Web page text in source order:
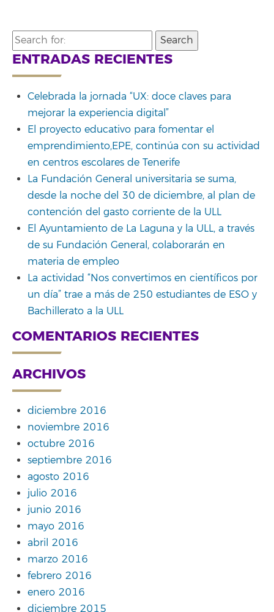
Search
for:
ENTRADAS RECIENTES
Celebrada la jornada “UX: doce claves para
mejorar la experiencia digital”
El proyecto educativo para fomentar el
emprendimiento,EPE, continúa con su actividad
en centros escolares de Tenerife
La Fundación General universitaria se suma,
desde la noche del 30 de diciembre, al plan de
contención del gasto corriente de la ULL
El Ayuntamiento de La Laguna y la ULL, a través
de su Fundación General, colaborarán en
materia de empleo
La actividad “Nos convertimos en científicos por
un día” trae a más de 250 estudiantes de ESO y
Bachillerato a la ULL
COMENTARIOS RECIENTES
ARCHIVOS
diciembre 2016
noviembre 2016
octubre 2016
septiembre 2016
agosto 2016
julio 2016
junio 2016
mayo 2016
abril 2016
marzo 2016
febrero 2016
enero 2016
diciembre 2015